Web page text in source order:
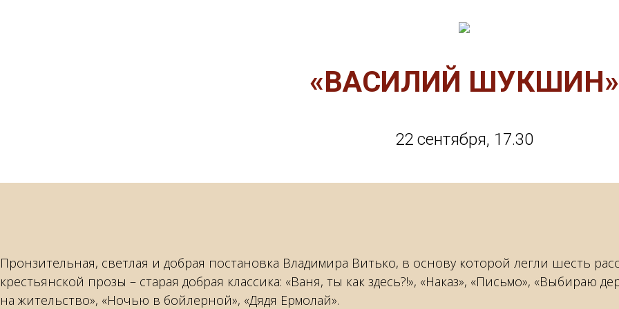
«ВАСИЛИЙ ШУКШИН»
22 сентября, 17.30
Пронзительная, светлая и добрая постановка Владимира Витько, в основу которой легли шесть
крестьянской прозы – старая добрая классика: «Ваня, ты как здесь?!», «Наказ», «Письмо», «Выбираю
на жительство», «Ночью в бойлерной», «Дядя Ермолай».